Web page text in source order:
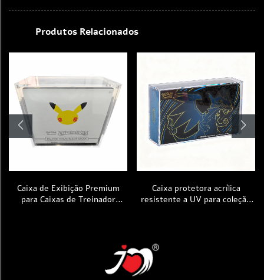
Produtos Relacionados
Caixa protetora acrílica
resistente a UV para coleção
Estojo de Booster em Acrílico
Ultra Premium, Ecológico e à
Prova de Poeira, com